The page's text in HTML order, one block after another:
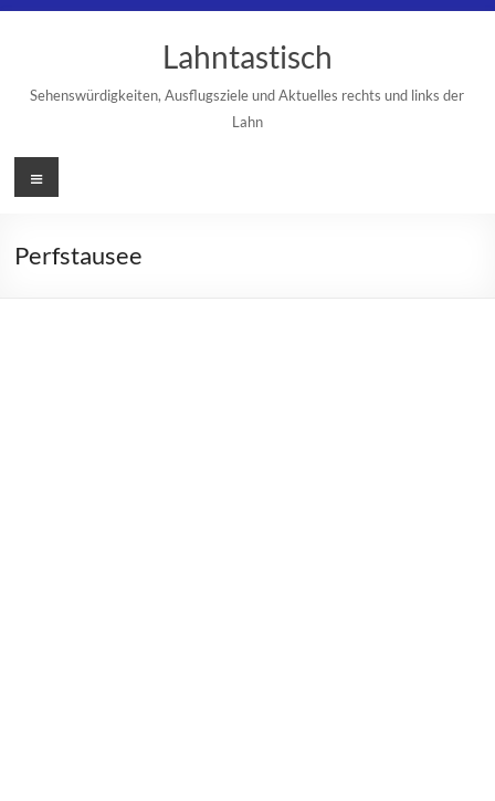
Lahntastisch
Sehenswürdigkeiten, Ausflugsziele und Aktuelles rechts und links der
Lahn
Menü
Perfstausee